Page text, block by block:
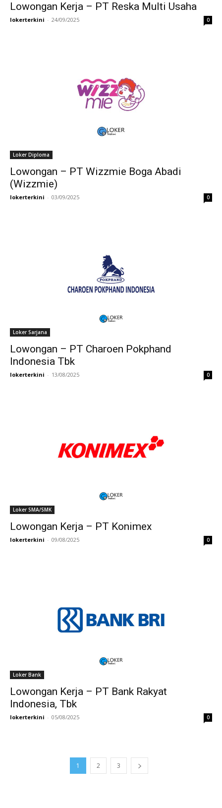
Lowongan Kerja – PT Reska Multi Usaha
lokerterkini - 24/09/2025 0
Loker Diploma
Lowongan – PT Wizzmie Boga Abadi
(Wizzmie)
lokerterkini - 03/09/2025 0
Loker Sarjana
Lowongan – PT Charoen Pokphand
Indonesia Tbk
lokerterkini - 13/08/2025 0
Loker SMA/SMK
Lowongan Kerja – PT Konimex
lokerterkini - 09/08/2025 0
Loker Bank
Lowongan Kerja – PT Bank Rakyat
Indonesia, Tbk
lokerterkini - 05/08/2025 0
1 2 3